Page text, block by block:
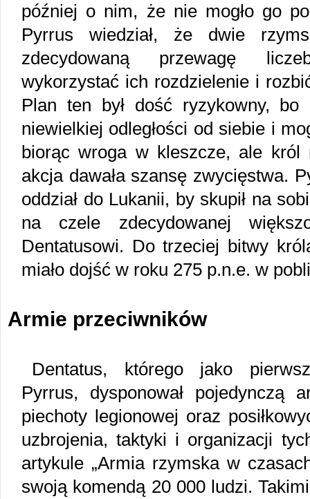
później o nim, że nie mogło go
Pyrrus wiedział, że dwie
zdecydowaną przewagę
wykorzystać ich rozdzielenie i
Plan ten był dość ryzykowny,
niewielkiej odległości od siebie i
biorąc wroga w kleszcze, ale król
akcja dawała szansę zwycięstwa.
oddział do Lukanii, by skupił na
na czele zdecydowanej
Dentatusowi. Do trzeciej bitwy
miało dojść w roku 275 p.n.e. w
Armie przeciwników
Dentatus, którego jako
Pyrrus, dysponował pojedynczą
piechoty legionowej oraz
uzbrojenia, taktyki i organizacji
artykule „Armia rzymska w
swoją komendą 20 000 ludzi.